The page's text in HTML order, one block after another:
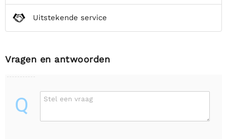
Uitstekende service
Vragen en antwoorden
Q Stel een vraag